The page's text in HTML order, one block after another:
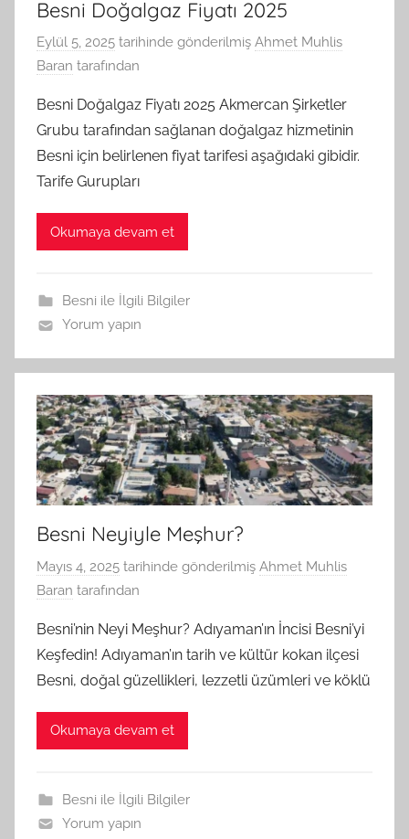
Besni Doğalgaz Fiyatı 2025
Eylül 5, 2025 tarihinde gönderilmiş Ahmet Muhlis
Baran tarafından
Besni Doğalgaz Fiyatı 2025 Akmercan Şirketler
Grubu tarafından sağlanan doğalgaz hizmetinin
Besni için belirlenen fiyat tarifesi aşağıdaki gibidir.
Tarife Gurupları
Okumaya devam et
Besni ile İlgili Bilgiler
Yorum yapın
Besni Neyiyle Meşhur?
Mayıs 4, 2025 tarihinde gönderilmiş Ahmet Muhlis
Baran tarafından
Besni’nin Neyi Meşhur? Adıyaman’ın İncisi Besni’yi
Keşfedin! Adıyaman’ın tarih ve kültür kokan ilçesi
Besni, doğal güzellikleri, lezzetli üzümleri ve köklü
Okumaya devam et
Besni ile İlgili Bilgiler
Yorum yapın